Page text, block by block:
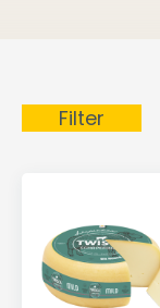
Filter